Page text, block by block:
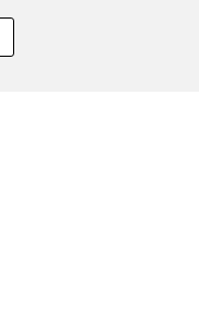
cu SPF: Mit sau
să afli și alte lucruri